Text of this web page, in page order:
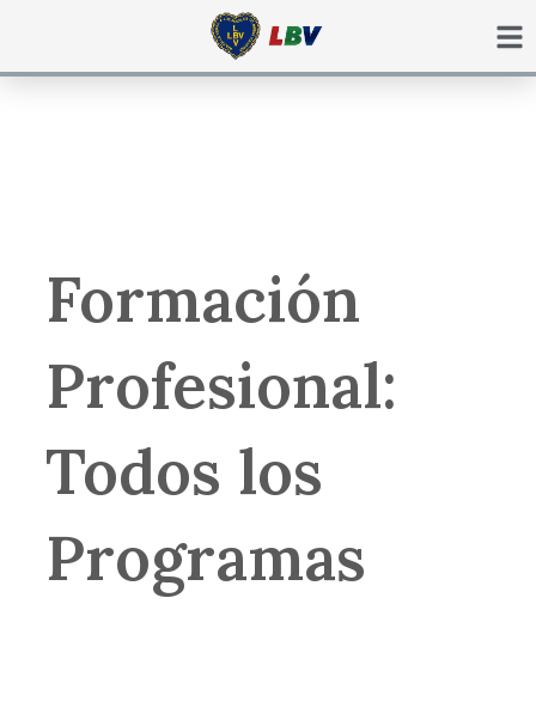
Formación
Profesional:
Todos los
Programas